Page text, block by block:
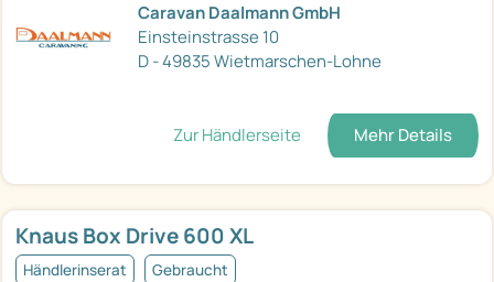
Caravan Daalmann GmbH
Einsteinstrasse 10
D - 49835 Wietmarschen-Lohne
Zur Händlerseite Mehr Details
Knaus Box Drive 600 XL
Händlerinserat Gebraucht